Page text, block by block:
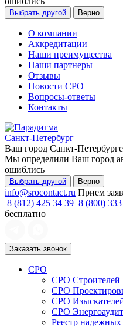
Выбрать другой Верно
О компании
Аккредитации
Наши преимущества
Наши партнеры
Отзывы
Новости СРО
Вопросы-ответы
Контакты
Санкт-Петербург
Ваш город Санкт-Петербурге
Мы определили Ваш город
ошиблись
Выбрать другой Верно
info@srocontact.ru Прием
8 (812) 425 34 39 8 (800)
бесплатно
Заказать звонок
СРО
СРО Строителей
СРО
СРО
СРО
Реестр